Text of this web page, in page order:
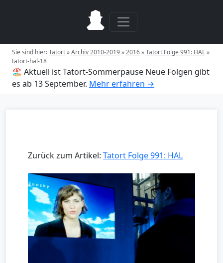
Sie sind hier:Tatort»Archiv 2010-2019»2016»Tatort Folge 991: HAL»
tatort-hal-18
🏖️ Aktuell ist Tatort-Sommerpause Neue Folgen gibt
es ab 13 September. Mehr erfahren →
Zurück zum Artikel: Tatort Folge 991: HAL